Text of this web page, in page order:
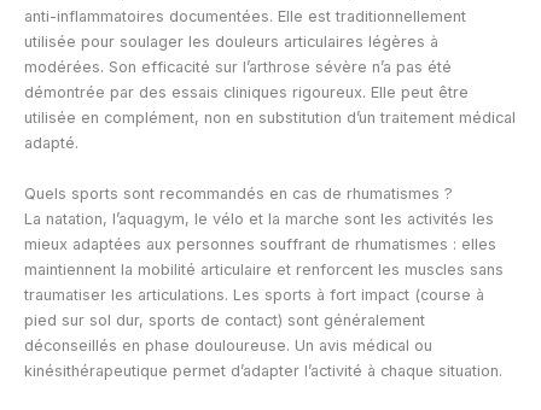
anti-inflammatoires documentées. Elle est traditionnellement
utilisée pour soulager les douleurs articulaires légères à
modérées. Son efficacité sur l’arthrose sévère n’a pas été
démontrée par des essais cliniques rigoureux. Elle peut être
utilisée en complément, non en substitution d’un traitement médical
adapté.
Quels sports sont recommandés en cas de rhumatismes ?
La natation, l’aquagym, le vélo et la marche sont les activités les
mieux adaptées aux personnes souffrant de rhumatismes : elles
maintiennent la mobilité articulaire et renforcent les muscles sans
traumatiser les articulations. Les sports à fort impact (course à
pied sur sol dur, sports de contact) sont généralement
déconseillés en phase douloureuse. Un avis médical ou
kinésithérapeutique permet d’adapter l’activité à chaque situation.